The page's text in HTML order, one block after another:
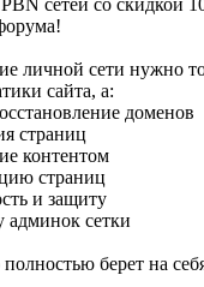
сетей со скидкой
личной сети нужно
сайта, а:
доменов
страниц
контентом
страниц
и защиту
админок сетки
берет на